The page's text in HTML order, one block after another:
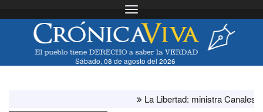
Toggle navigation
Sábado, 08 de agosto del 2026
La Libertad: ministra Canales